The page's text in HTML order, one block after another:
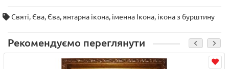
Святі,Єва,Єва,янтарна ікона, іменна Ікона, ікона з бурштину
Рекомендуємо переглянути